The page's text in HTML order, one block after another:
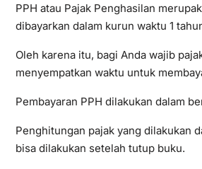
PPH atau Pajak Penghasilan
dibayarkan dalam kurun waktu 1
Oleh karena itu, bagi Anda wajib
menyempatkan waktu untuk
Pembayaran PPH dilakukan dalam
Penghitungan pajak yang dilakukan
bisa dilakukan setelah tutup buku.